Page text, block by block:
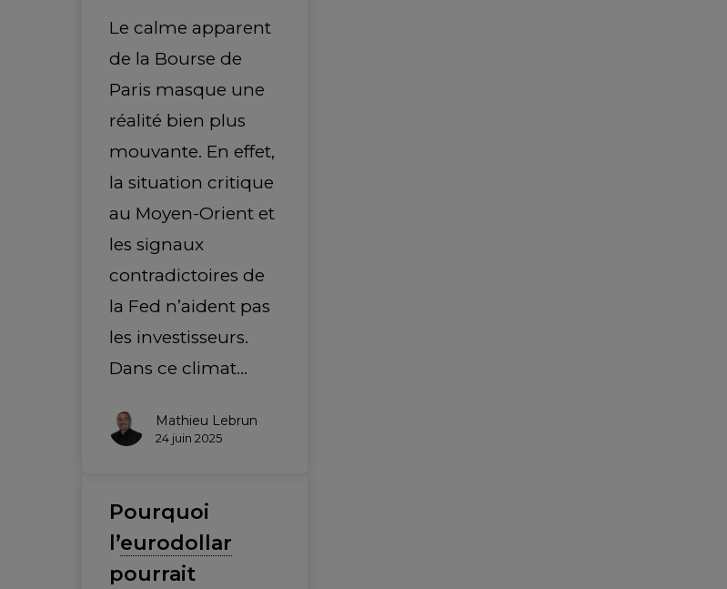
Le calme apparent
de la Bourse de
Paris masque une
réalité bien plus
mouvante. En effet,
la situation critique
au Moyen-Orient et
les signaux
contradictoires de
la Fed n’aident pas
les investisseurs.
Dans ce climat…
Mathieu Lebrun
24 juin 2025
Pourquoi
l’eurodollar
pourrait